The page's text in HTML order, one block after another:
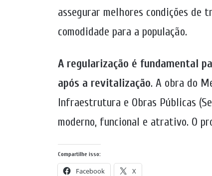
assegurar melhores condições de
comodidade para a população.
A regularização é fundamental
após a revitalização. A obra do
Infraestrutura e Obras Públicas
moderno, funcional e atrativo. O
Compartilhe isso:
Facebook X